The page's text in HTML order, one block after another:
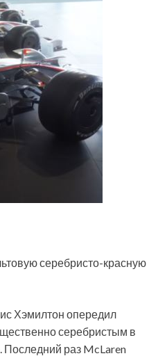
серебристо-красную
Хэмилтон опередил
серебристым в
Последний раз McLaren